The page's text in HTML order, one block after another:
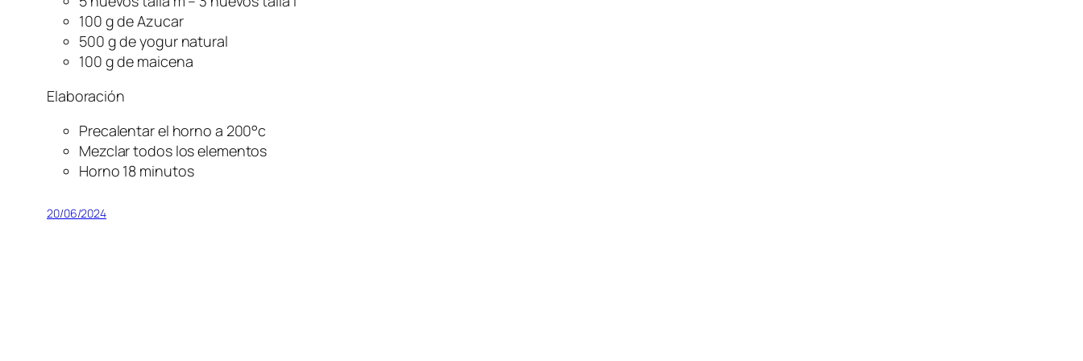
100 g de Azucar
500 g de yogur natural
100 g de maicena
Elaboración
Precalentar el horno a 200°c
Mezclar todos los elementos
Horno 18 minutos
20/06/2024